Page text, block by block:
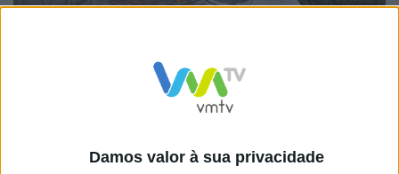
Damos valor à sua privacidade
Neste sentido, a Câmara Municipal continua a apelar à